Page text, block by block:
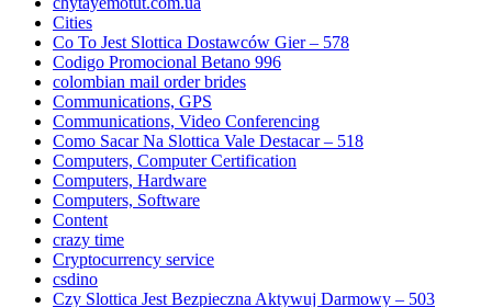
Cities
Co To Jest Slottica Dostawców Gier – 578
Codigo Promocional Betano 996
colombian mail order brides
Communications, GPS
Communications, Video Conferencing
Como Sacar Na Slottica Vale Destacar – 518
Computers, Computer Certification
Computers, Hardware
Computers, Software
Content
crazy time
Cryptocurrency service
csdino
Czy Slottica Jest Bezpieczna Aktywuj Darmowy – 503